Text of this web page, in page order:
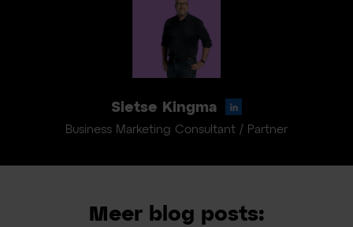
Sietse Kingma
Business Marketing Consultant / Partner
Meer blog posts: